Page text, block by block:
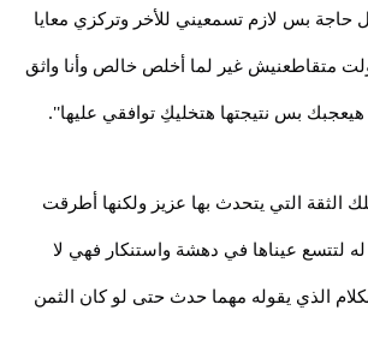
بس لازم تسمعيني للأخر وتركزي معايا
متقاطعنيش غير لما أخلص خالص وأنا واثق
بس نتيجتها هتخليكِ توافقي عليها''.
الثقة التي يتحدث بها عزيز ولكنها أطرقت
لتتسع عيناها في دهشة واستنكار فهي لا
الذي يقوله مهما حدث حتى لو كان الثمن